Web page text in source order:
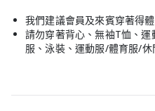
我們建議會員及來賓穿著得體
請勿穿著背心、無袖T恤、
服、泳裝、運動服/體育服/